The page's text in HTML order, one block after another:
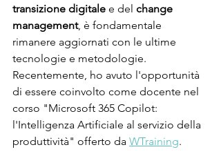
transizione digitale e del change
management, è fondamentale
rimanere aggiornati con le ultime
tecnologie e metodologie.
Recentemente, ho avuto l'opportunità
di essere coinvolto come docente nel
corso "Microsoft 365 Copilot:
l'Intelligenza Artificiale al servizio della
produttività" offerto da WTraining.